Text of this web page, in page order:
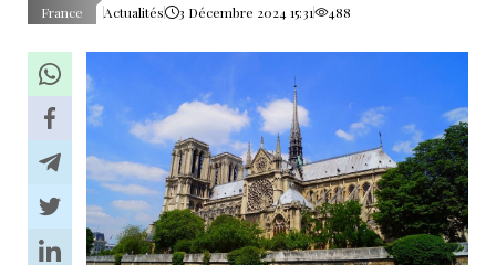
France Actualités 3 Décembre 2024 15:31 488